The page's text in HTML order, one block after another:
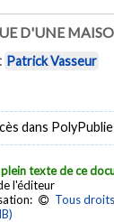
D'UNE
Patrick Vasseur
dans
plein texte de ce
l'éditeur
Tous